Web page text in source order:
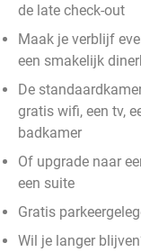
de late check-out
Maak je verblijf
een smakelijk
De
gratis wifi, een tv,
badkamer
Of upgrade naar
een suite
Gratis
Wil je langer